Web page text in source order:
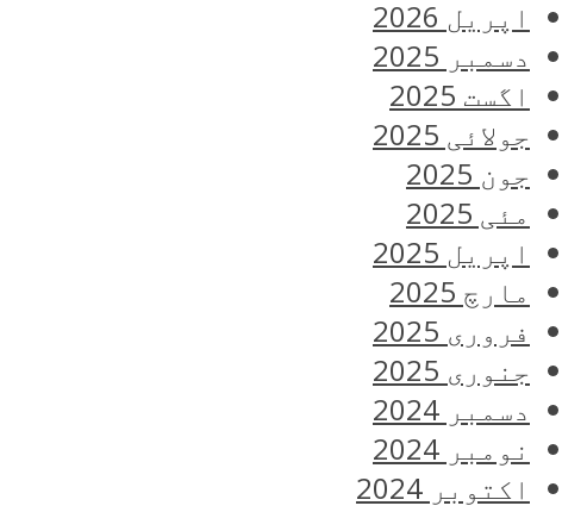
اپریل 2026
دسمبر 2025
اگست 2025
جولائی 2025
جون 2025
مئی 2025
اپریل 2025
مارچ 2025
فروری 2025
جنوری 2025
دسمبر 2024
نومبر 2024
اکتوبر 2024